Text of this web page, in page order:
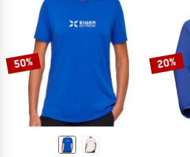
50% 20%